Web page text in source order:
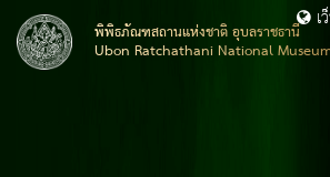
พิพิธภัณฑสถานแห่งชาติ อุบลราชธานี
Ubon Ratchathani National